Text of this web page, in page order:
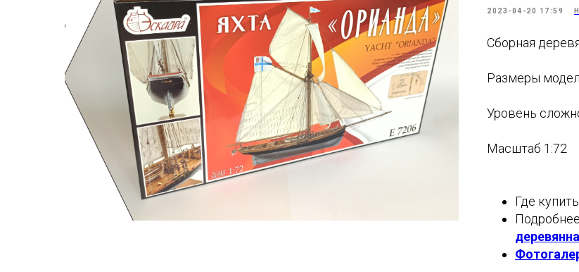
2023-04-20 17:59
Сборная
Размеры
Уровень
Масштаб 1:72
Где